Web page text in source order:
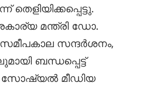
മന്ത്രി ഡോ.
സന്ദർശനം,
ബന്ധപ്പെട്ട്
സോഷ്യൽ മീഡിയ